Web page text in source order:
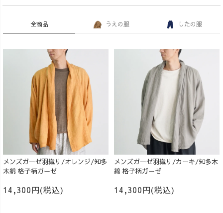
全商品 うえの服 したの服
メンズガーゼ羽織り/オレンジ/知多
木綿 格子柄ガーゼ
14,300円(税込)
メンズガーゼ羽織り/カーキ/知多木
綿 格子柄ガーゼ
14,300円(税込)